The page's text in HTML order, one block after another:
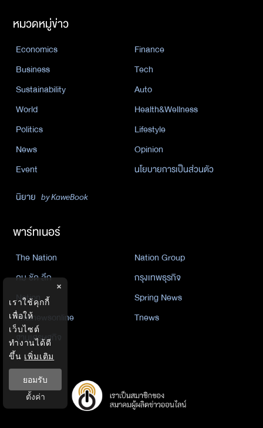
หมวดหมู่ข่าว
Economics
Finance
Business
Tech
Sustainability
Auto
World
Health&Wellness
Politics
Lifestyle
News
Opinion
Event
นโยบายการเป็นส่วนตัว
นิยาย by KaweBook
พาร์ทเนอร์
The Nation
Nation Group
คม ชัด ลึก
กรุงเทพธุรกิจ
Nation
Spring News
Thainewsonline
Tnews
ฐานเศรษฐกิจ
×
เราใช้คุกกี้
เพื่อให้
เว็บไซต์
ทำงานได้ดี
ขึ้น เพิ่มเติม
ยอมรับ
ตั้งค่า